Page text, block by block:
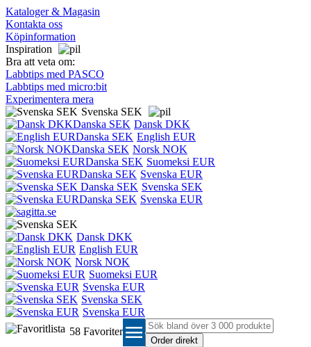
Kataloger & Magasin
Kontakta oss
Köpinformation
Inspiration
Bra att veta om:
Labbtips med PASCO
Labbtips med micro:bit
Experimentera mera
Svenska SEK
Dansk DKK
English EUR
Norsk NOK
Suomeksi EUR
Svenska EUR
Svenska SEK
Svenska EUR
Dansk DKK
English EUR
Norsk NOK
Suomeksi EUR
Svenska EUR
Svenska SEK
Svenska EUR
58 Favoriter menu